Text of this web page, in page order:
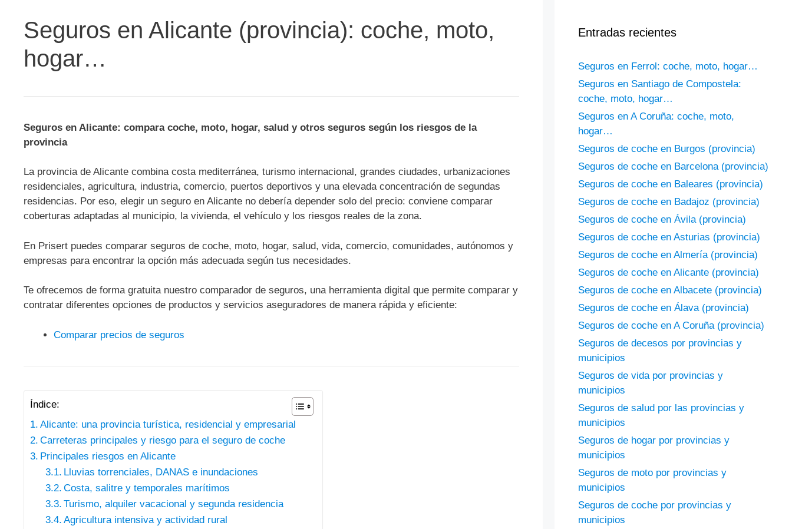
Seguros en Alicante (provincia): coche, moto,
hogar…
Seguros en Alicante: compara coche, moto, hogar, salud y otros seguros según los riesgos de la
provincia
La provincia de Alicante combina costa mediterránea, turismo internacional, grandes ciudades, urbanizaciones
residenciales, agricultura, industria, comercio, puertos deportivos y una elevada concentración de segundas
residencias. Por eso, elegir un seguro en Alicante no debería depender solo del precio: conviene comparar
coberturas adaptadas al municipio, la vivienda, el vehículo y los riesgos reales de la zona.
En Prisert puedes comparar seguros de coche, moto, hogar, salud, vida, comercio, comunidades, autónomos y
empresas para encontrar la opción más adecuada según tus necesidades.
Te ofrecemos de forma gratuita nuestro comparador de seguros, una herramienta digital que permite comparar y
contratar diferentes opciones de productos y servicios aseguradores de manera rápida y eficiente:
Comparar precios de seguros
Índice:
Alicante: una provincia turística, residencial y empresarial
Carreteras principales y riesgo para el seguro de coche
Principales riesgos en Alicante
Lluvias torrenciales, DANAS e inundaciones
Costa, salitre y temporales marítimos
Turismo, alquiler vacacional y segunda residencia
Agricultura intensiva y actividad rural
Entradas recientes
Seguros en Ferrol: coche, moto, hogar…
Seguros en Santiago de Compostela:
coche, moto, hogar…
Seguros en A Coruña: coche, moto,
hogar…
Seguros de coche en Burgos (provincia)
Seguros de coche en Barcelona (provincia)
Seguros de coche en Baleares (provincia)
Seguros de coche en Badajoz (provincia)
Seguros de coche en Ávila (provincia)
Seguros de coche en Asturias (provincia)
Seguros de coche en Almería (provincia)
Seguros de coche en Alicante (provincia)
Seguros de coche en Albacete (provincia)
Seguros de coche en Álava (provincia)
Seguros de coche en A Coruña (provincia)
Seguros de decesos por provincias y
municipios
Seguros de vida por provincias y
municipios
Seguros de salud por las provincias y
municipios
Seguros de hogar por provincias y
municipios
Seguros de moto por provincias y
municipios
Seguros de coche por provincias y
municipios